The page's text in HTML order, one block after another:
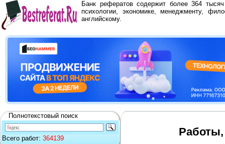
Банк рефератов содержит более 364
психологии, экономике, менеджменту,
английскому.
Полнотекстовый поиск
Всего работ: 364139
Работы,